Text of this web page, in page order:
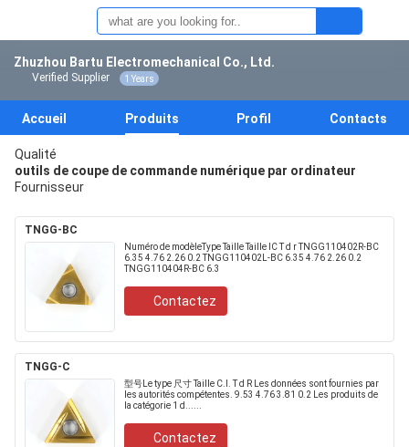
Zhuzhou Bartu Electromechanical Co., Ltd.
Verified Supplier 1 Years
Accueil Produits Profil Contacts
Qualité
outils de coupe de commande numérique par ordinateur
Fournisseur
TNGG-BC
Numéro de modèleType Taille Taille IC T d r TNGG110402R-BC
6.35 4.76 2.26 0.2 TNGG110402L-BC 6.35 4.76 2.26 0.2
TNGG110404R-BC 6.3
Contactez
TNGG-C
型号Le type 尺寸 Taille C.I. T d R Les données sont fournies par
les autorités compétentes. 9.53 4.76 3.81 0.2 Les produits de
la catégorie 1 d......
Contactez